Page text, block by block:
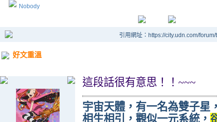
Nobody
引用網址：https://city.udn.com/
好文重溫
這段話很有意思！！ ~~~
宇宙天體，有一名為雙子星
相生相引，觀似一元系統，